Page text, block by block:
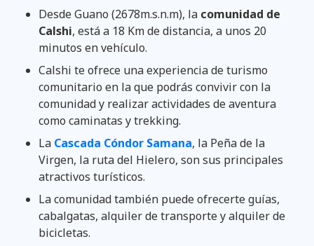
Desde Guano (2678m.s.n.m), la comunidad de
Calshi, está a 18 Km de distancia, a unos 20
minutos en vehículo.
Calshi te ofrece una experiencia de turismo
comunitario en la que podrás convivir con la
comunidad y realizar actividades de aventura
como caminatas y trekking.
La Cascada Cóndor Samana, la Peña de la
Virgen, la ruta del Hielero, son sus principales
atractivos turísticos.
La comunidad también puede ofrecerte guías,
cabalgatas, alquiler de transporte y alquiler de
bicicletas.